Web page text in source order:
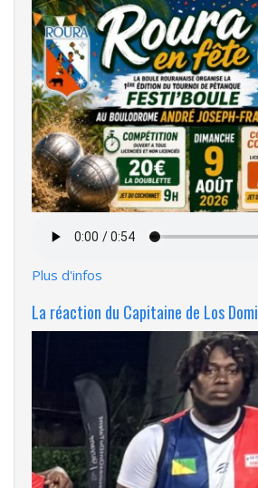
audio
Plus d'infos
La réaction du Capitaine de Los Domi